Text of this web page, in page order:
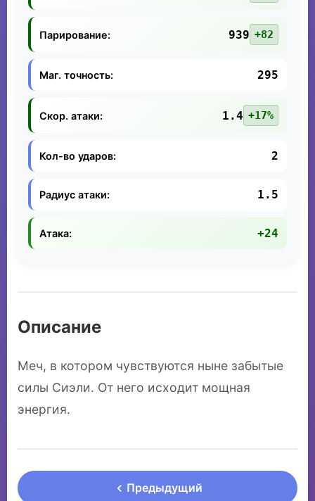
Парирование: 939 +82
Маг. точность: 295
Скор. атаки: 1.4 +17%
Кол-во ударов: 2
Радиус атаки: 1.5
Атака: +24
Описание
Меч, в котором чувствуются ныне забытые
силы Сиэли. От него исходит мощная
энергия.
Предыдущий